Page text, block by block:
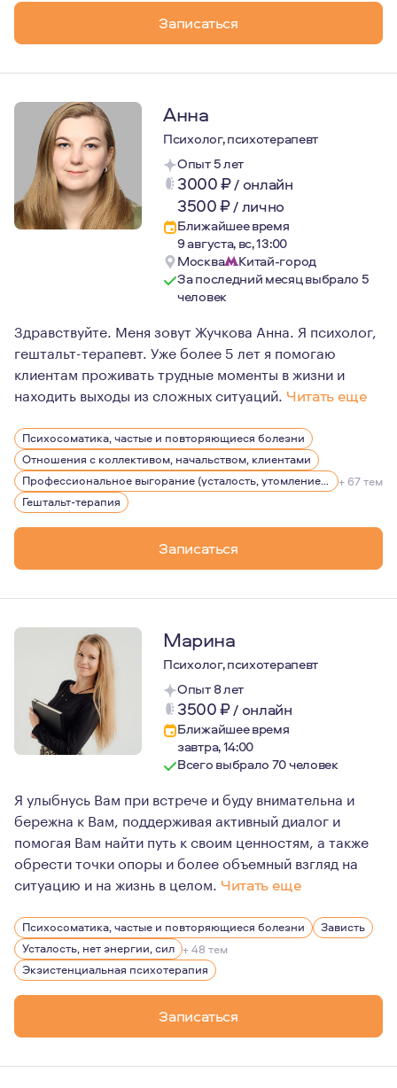
Записаться
Анна
Психолог, психотерапевт
Опыт 5 лет
3000₽/ онлайн
3500₽/лично
Ближайшее время
9 августа, вс, 13:00
Москва
Китай-город
За последний месяц выбрало 5
человек
Здравствуйте. Меня зовут Жучкова Анна. Я психолог,
гештальт-терапевт. Уже более 5 лет я помогаю
клиентам проживать трудные моменты в жизни и
находить выходы из сложных ситуаций. Читать еще
В психологию я пришла в осознанном возрасте.
Очень люблю эту профессию, люблю учиться и
Я очень люблю природу, прогулки и собак. Для меня
В
Психосоматика, частые и повторяющиеся болезни
Отношения с коллективом, начальством, клиентами
Профессиональное выгорание (усталость, утомление), стрессы
+ 67 тем
Гештальт-терапия
Записаться
Марина
Психолог, психотерапевт
Опыт 8 лет
3500₽/ онлайн
Ближайшее время
завтра, 14:00
Всего выбрало 70 человек
Я улыбнусь Вам при встрече и буду внимательна и
бережна к Вам, поддерживая активный диалог и
помогая Вам найти путь к своим ценностям, а также
обрести точки опоры и более объемный взгляд на
ситуацию и на жизнь в целом. Читать еще
Окружающие люди характеризуют меня как человека,
Участвую в разных социальных проектах, выступаю
Психосоматика, частые и повторяющиеся болезни
Зависть
Усталость, нет энергии, сил + 48 тем
Экзистенциальная психотерапия
Записаться